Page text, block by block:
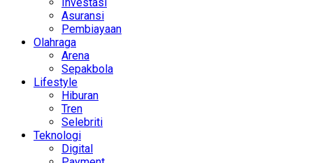
Asuransi
Pembiayaan
Olahraga
Arena
Sepakbola
Lifestyle
Hiburan
Tren
Selebriti
Teknologi
Digital